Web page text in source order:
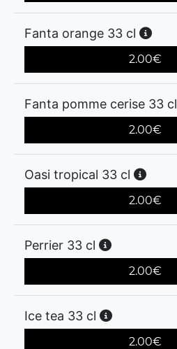
Fanta orange 33 cl
2.00€
Fanta pomme cerise 33 cl
2.00€
Oasi tropical 33 cl
2.00€
Perrier 33 cl
2.00€
Ice tea 33 cl
2.00€